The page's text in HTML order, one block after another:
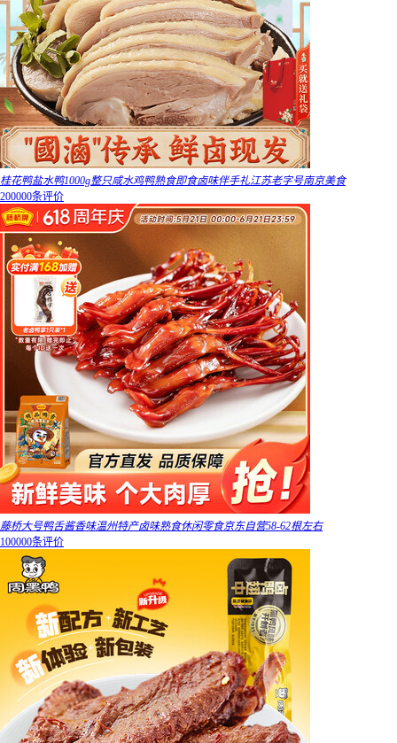
桂花鸭盐水鸭1000g整只咸水鸡鸭熟食即食卤味伴手礼江苏老字号南京美食
200000条评价
藤桥大号鸭舌酱香味温州特产卤味熟食休闲零食京东自营58-62根左右
100000条评价